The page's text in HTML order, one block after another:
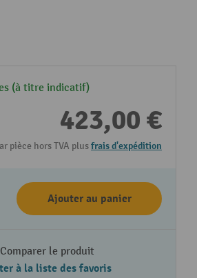
(à titre indicatif)
423,00 €
pièce hors TVA plusfrais d'expédition
Ajouter au panier
Comparer le produit
à la liste des favoris